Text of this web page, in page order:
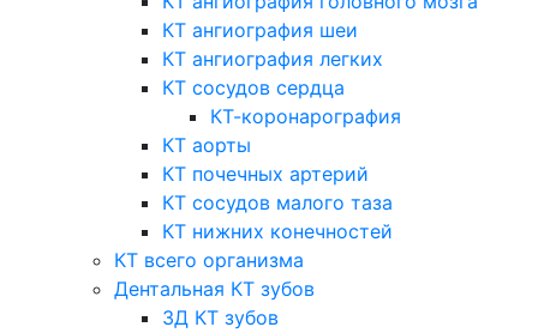
КТ ангиография шеи
КТ ангиография легких
КТ сосудов сердца
КТ-коронарография
КТ аорты
КТ почечных артерий
КТ сосудов малого таза
КТ нижних конечностей
КТ всего организма
Дентальная КТ зубов
3Д КТ зубов